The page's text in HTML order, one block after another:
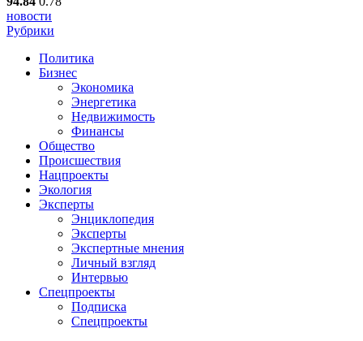
новости
Рубрики
Политика
Бизнес
Экономика
Энергетика
Недвижимость
Финансы
Общество
Происшествия
Нацпроекты
Экология
Эксперты
Энциклопедия
Эксперты
Экспертные мнения
Личный взгляд
Интервью
Спецпроекты
Подписка
Спецпроекты